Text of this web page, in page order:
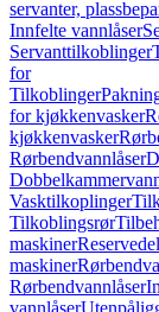
servanter,
Innfelte vannlåser
Servanttilkoblinger
for
Tilkoblinger
for kjøkkenvasker
kjøkkenvasker
Rørbendvannlåser
Vasktilkoplinger
Tilkoblingsrør
maskiner
maskiner
Rørbendvannlåser
vannlåser